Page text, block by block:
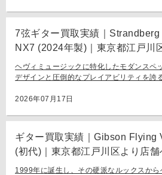
7弦ギター買取実績｜
NX7 (2024年製)｜東京都江戸川
ヘヴィミュージックに特化したモダンスペ
デザインと圧倒的なプレイアビリティを誇
タリスト […]
2026年07月17日
ギター買取実績｜Gibson Flying
(初代)｜東京都江戸川区より店
1999年に誕生し、その硬派なルックスか